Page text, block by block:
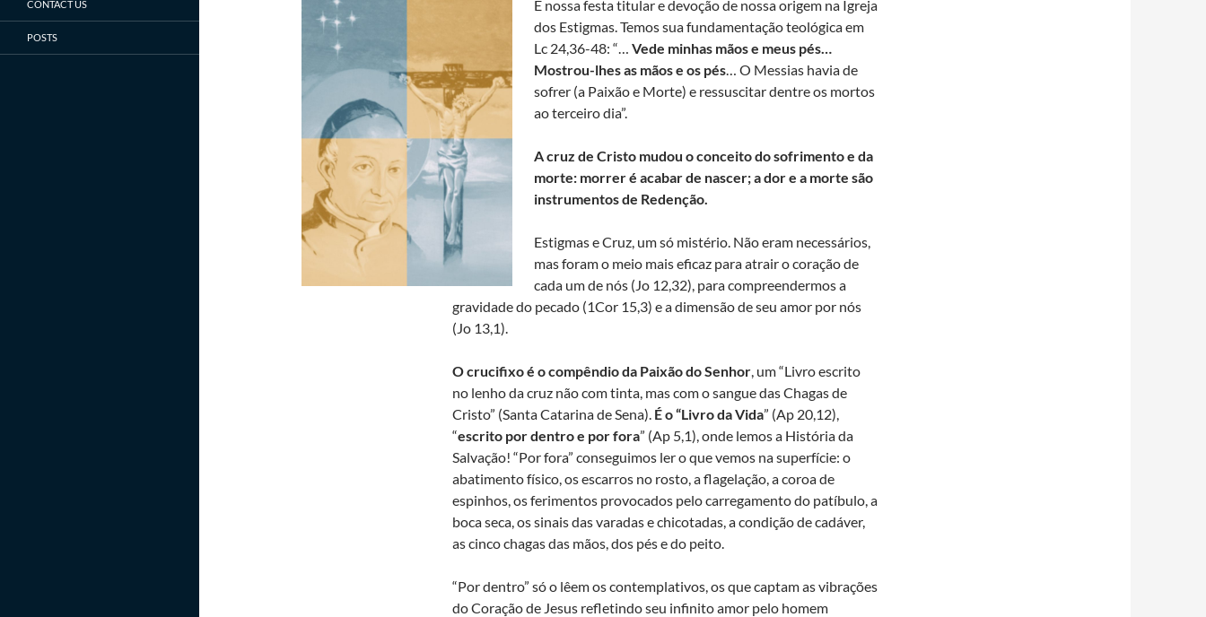
É nossa festa titular e devoção de nossa origem na Igreja
dos Estigmas. Temos sua fundamentação teológica em
Lc 24,36-48: “… Vede minhas mãos e meus pés…
Mostrou-lhes as mãos e os pés… O Messias havia de
sofrer (a Paixão e Morte) e ressuscitar dentre os mortos
ao terceiro dia”.
A cruz de Cristo mudou o conceito do sofrimento e da
morte: morrer é acabar de nascer; a dor e a morte são
instrumentos de Redenção.
Estigmas e Cruz, um só mistério. Não eram necessários,
mas foram o meio mais eficaz para atrair o coração de
cada um de nós (Jo 12,32), para compreendermos a
gravidade do pecado (1Cor 15,3) e a dimensão de seu amor por nós
(Jo 13,1).
O crucifixo é o compêndio da Paixão do Senhor, um “Livro escrito
no lenho da cruz não com tinta, mas com o sangue das Chagas de
Cristo” (Santa Catarina de Sena). É o “Livro da Vida” (Ap 20,12),
“escrito por dentro e por fora” (Ap 5,1), onde lemos a História da
Salvação! “Por fora” conseguimos ler o que vemos na superfície: o
abatimento físico, os escarros no rosto, a flagelação, a coroa de
espinhos, os ferimentos provocados pelo carregamento do patíbulo, a
boca seca, os sinais das varadas e chicotadas, a condição de cadáver,
as cinco chagas das mãos, dos pés e do peito.
“Por dentro” só o lêem os contemplativos, os que captam as vibrações
do Coração de Jesus refletindo seu infinito amor pelo homem
CONTACT US
POSTS